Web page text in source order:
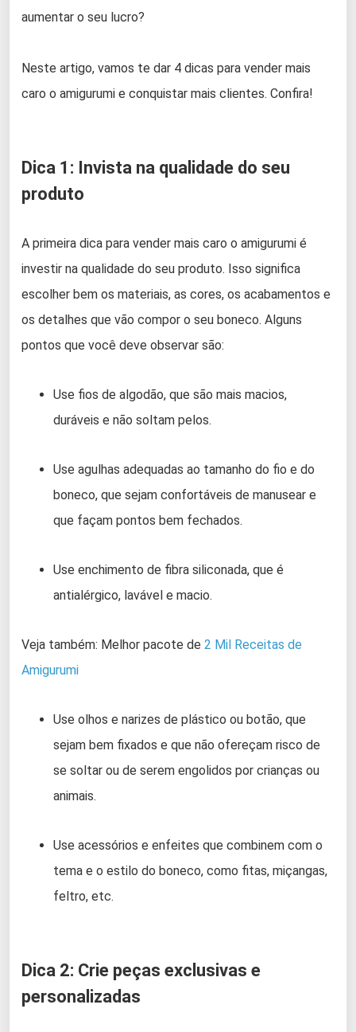
aumentar o seu lucro?
Neste artigo, vamos te dar 4 dicas para vender mais
caro o amigurumi e conquistar mais clientes. Confira!
Dica 1: Invista na qualidade do seu
produto
A primeira dica para vender mais caro o amigurumi é
investir na qualidade do seu produto. Isso significa
escolher bem os materiais, as cores, os acabamentos e
os detalhes que vão compor o seu boneco. Alguns
pontos que você deve observar são:
Use fios de algodão, que são mais macios,
duráveis e não soltam pelos.
Use agulhas adequadas ao tamanho do fio e do
boneco, que sejam confortáveis de manusear e
que façam pontos bem fechados.
Use enchimento de fibra siliconada, que é
antialérgico, lavável e macio.
Veja também: Melhor pacote de 2 Mil Receitas de
Amigurumi
Use olhos e narizes de plástico ou botão, que
sejam bem fixados e que não ofereçam risco de
se soltar ou de serem engolidos por crianças ou
animais.
Use acessórios e enfeites que combinem com o
tema e o estilo do boneco, como fitas, miçangas,
feltro, etc.
Dica 2: Crie peças exclusivas e
personalizadas